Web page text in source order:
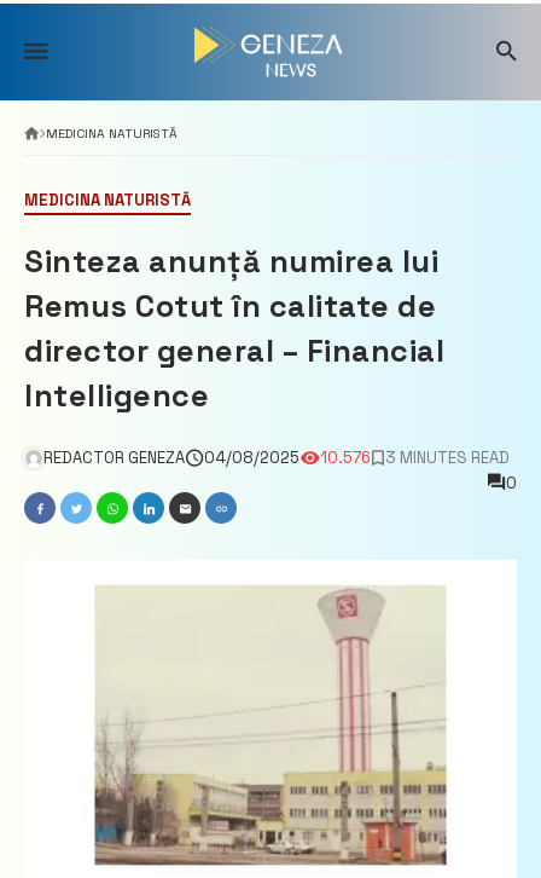
Skip
content
MEDICINA NATURISTĂ
MEDICINA NATURISTĂ
Sinteza anunță numirea lui
Remus Cotut în calitate de
director general – Financial
Intelligence
REDACTOR GENEZA 04/08/2025 10.576
3 MINUTES READ
0